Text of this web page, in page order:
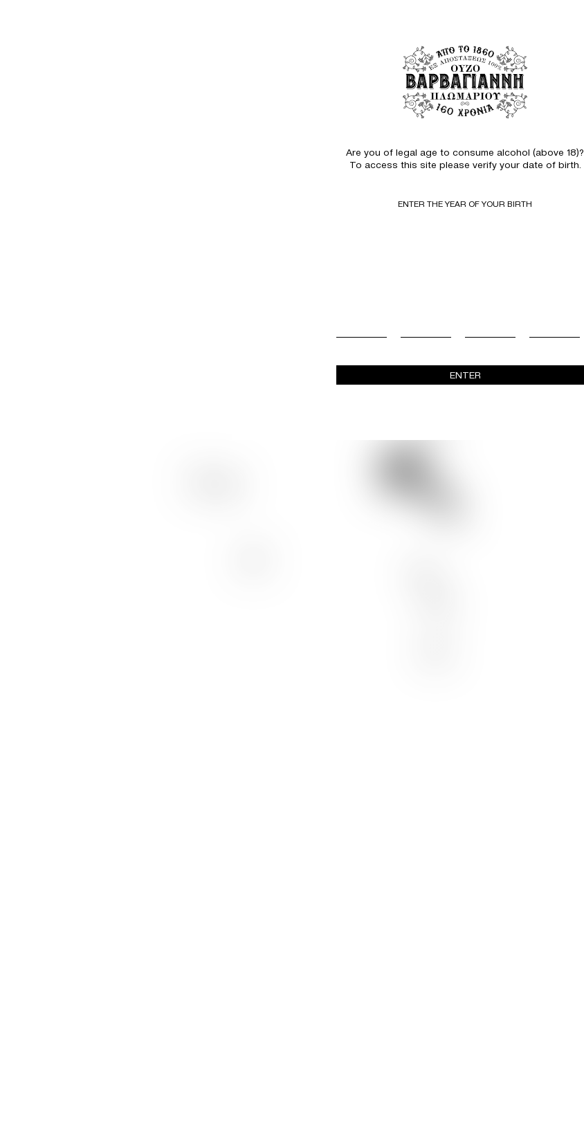
Are you of legal age to consume alcohol (above 18)?
To access this site please verify your date of birth.
ENTER THE YEAR OF YOUR BIRTH
ENTER